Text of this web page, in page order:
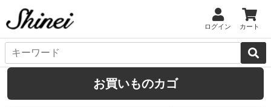
ログイン カート
お買いものカゴ